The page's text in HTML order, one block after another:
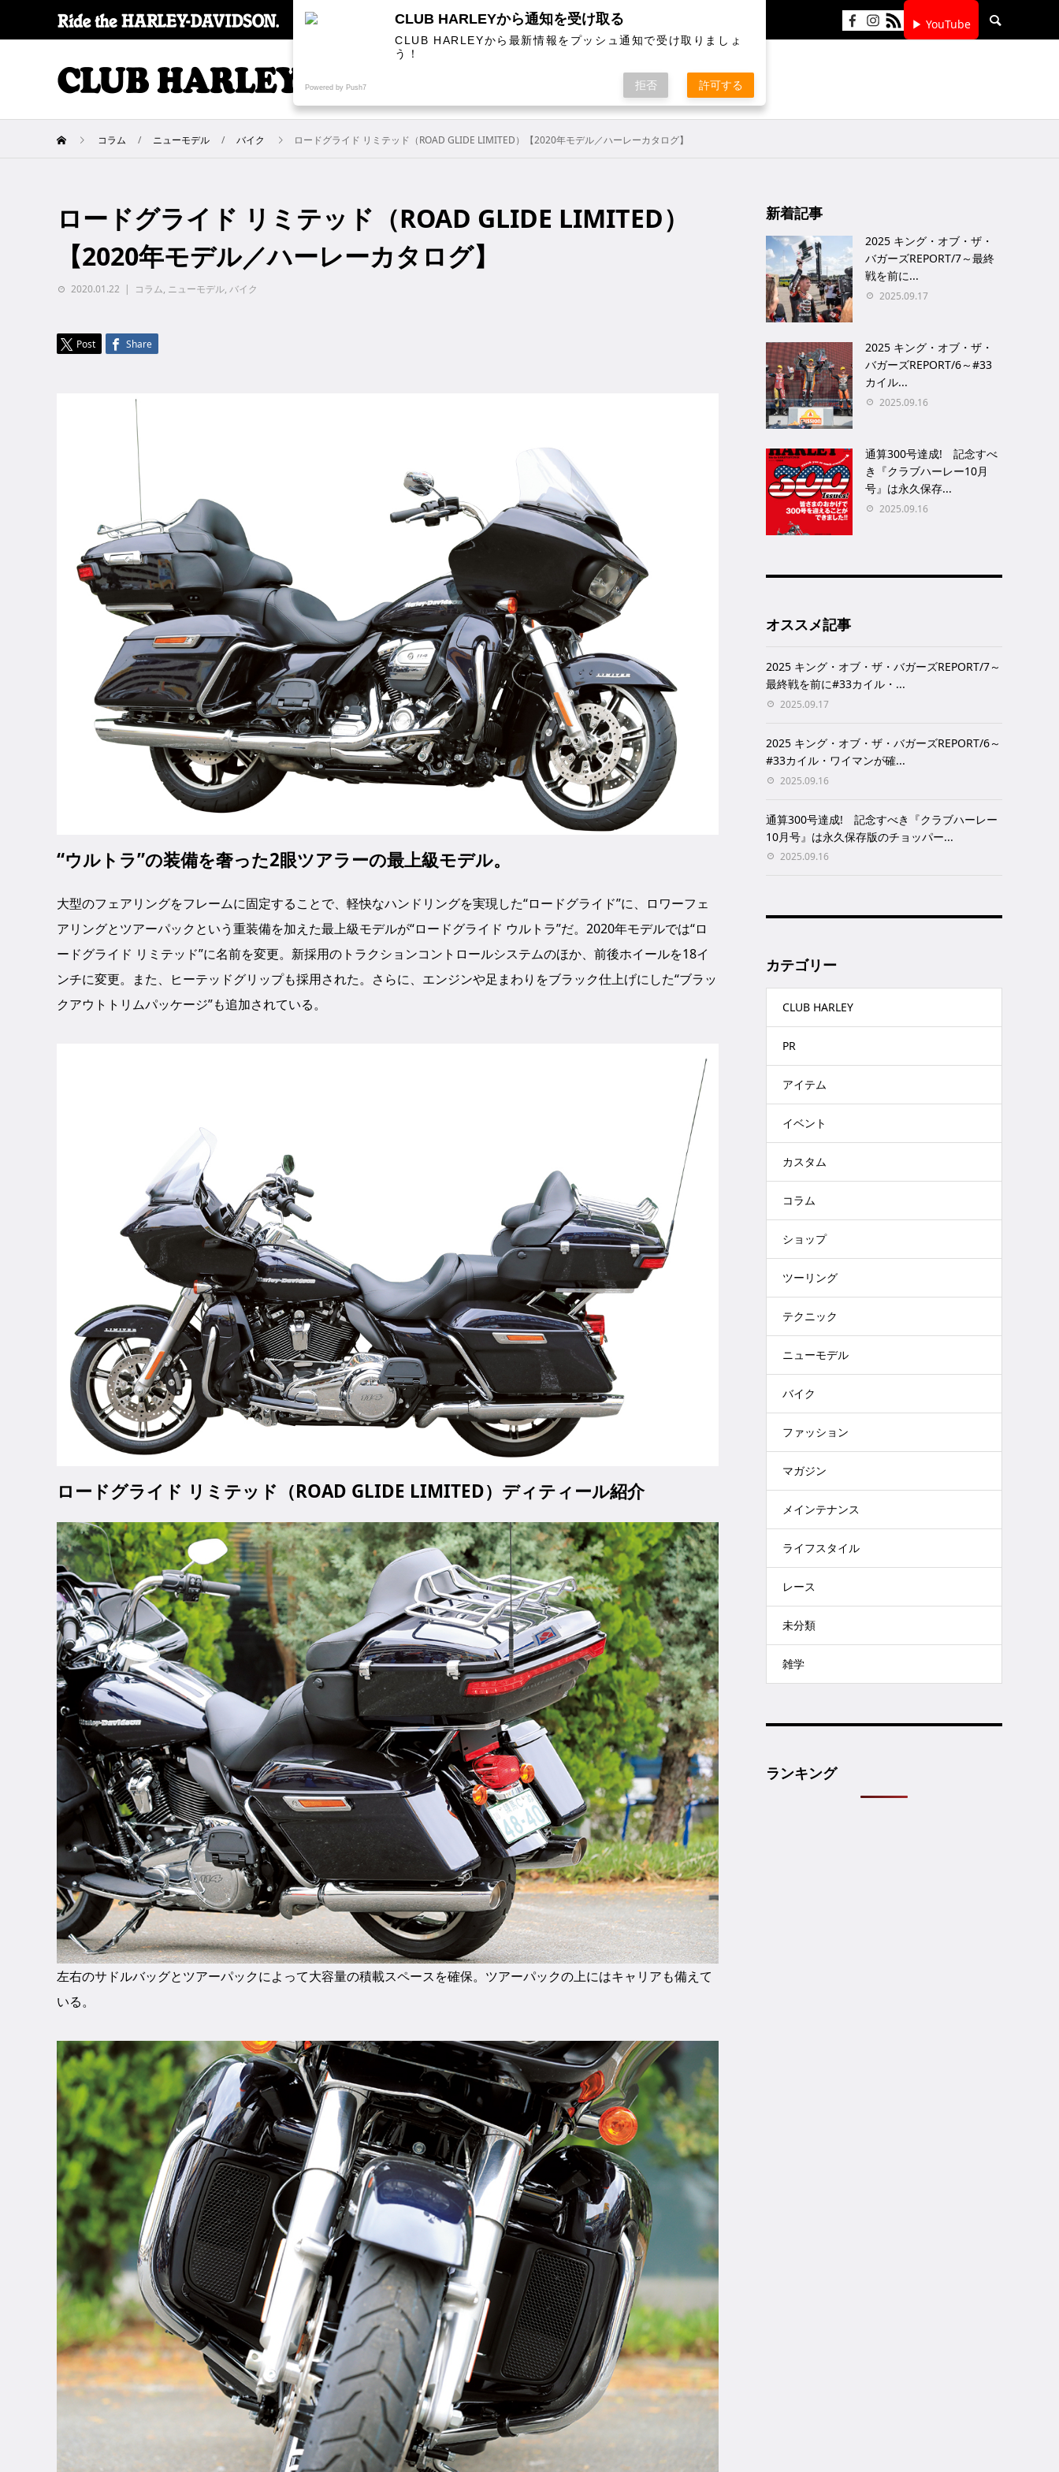
▶ YouTube
SPECIALCOLUMN
コラム ニューモデル バイク ロードグライド リミテッド（ROAD GLIDE LIMITED）【2020年モデル／ハーレーカタログ】
ロードグライド リミテッド（ROAD GLIDE LIMITED）
【2020年モデル／ハーレーカタログ】
2020.01.22 コラム, ニューモデル, バイク
Post Share
“ウルトラ”の装備を奢った2眼ツアラーの最上級モデル。
大型のフェアリングをフレームに固定することで、軽快なハンドリングを実現した“ロードグライド”に、ロワーフェ
アリングとツアーパックという重装備を加えた最上級モデルが“ロードグライド ウルトラ”だ。2020年モデルでは“ロ
ードグライド リミテッド”に名前を変更。新採用のトラクションコントロールシステムのほか、前後ホイールを18イ
ンチに変更。また、ヒーテッドグリップも採用された。さらに、エンジンや足まわりをブラック仕上げにした“ブラッ
クアウトトリムパッケージ”も追加されている。
ロードグライド リミテッド（ROAD GLIDE LIMITED）ディティール紹介
左右のサドルバッグとツアーパックによって大容量の積載スペースを確保。ツアーパックの上にはキャリアも備えて
いる。
新着記事
2025 キング・オブ・ザ・
バガーズREPORT/7～最終
戦を前に...
2025.09.17
2025 キング・オブ・ザ・
バガーズREPORT/6～#33
カイル...
2025.09.16
通算300号達成! 記念すべ
き『クラブハーレー10月
号』は永久保存...
2025.09.16
オススメ記事
2025 キング・オブ・ザ・バガーズREPORT/7～
最終戦を前に#33カイル・...
2025.09.17
2025 キング・オブ・ザ・バガーズREPORT/6～
#33カイル・ワイマンが確...
2025.09.16
通算300号達成! 記念すべき『クラブハーレー
10月号』は永久保存版のチョッパー...
2025.09.16
カテゴリー
CLUB HARLEY
PR
アイテム
イベント
カスタム
コラム
ショップ
ツーリング
テクニック
ニューモデル
バイク
ファッション
マガジン
メインテナンス
ライフスタイル
レース
未分類
雑学
ランキング
CLUB HARLEYから通知を受け取る
CLUB HARLEYから最新情報をプッシュ通知で受け取りましょ
う！
Powered by Push7 拒否 許可する